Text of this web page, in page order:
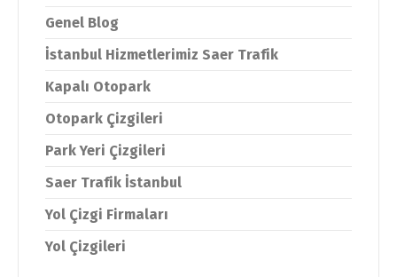
Genel Blog
İstanbul Hizmetlerimiz Saer Trafik
Kapalı Otopark
Otopark Çizgileri
Park Yeri Çizgileri
Saer Trafik İstanbul
Yol Çizgi Firmaları
Yol Çizgileri